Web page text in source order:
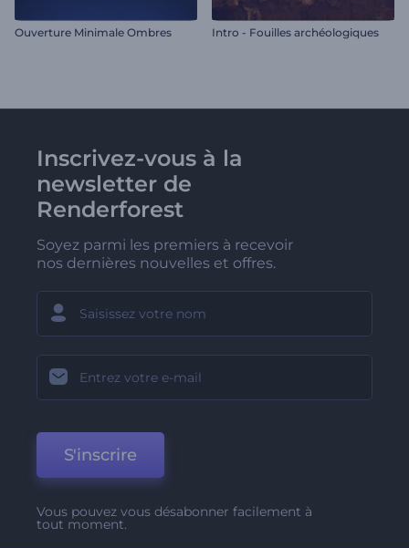
Ouverture Minimale Ombres Intro - Fouilles archéologiques
Inscrivez-vous à la
newsletter de
Renderforest
Soyez parmi les premiers à recevoir
nos dernières nouvelles et offres.
S'inscrire
Vous pouvez vous désabonner facilement à
tout moment.